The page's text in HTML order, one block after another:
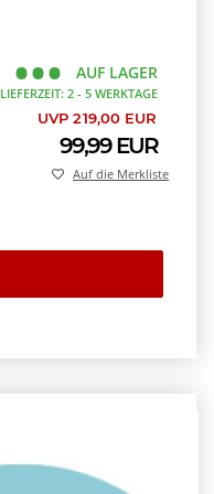
AUF LAGER
LIEFERZEIT: 2 - 5 WERKTAGE
UVP 219,00 EUR
99,99 EUR
Auf die Merkliste